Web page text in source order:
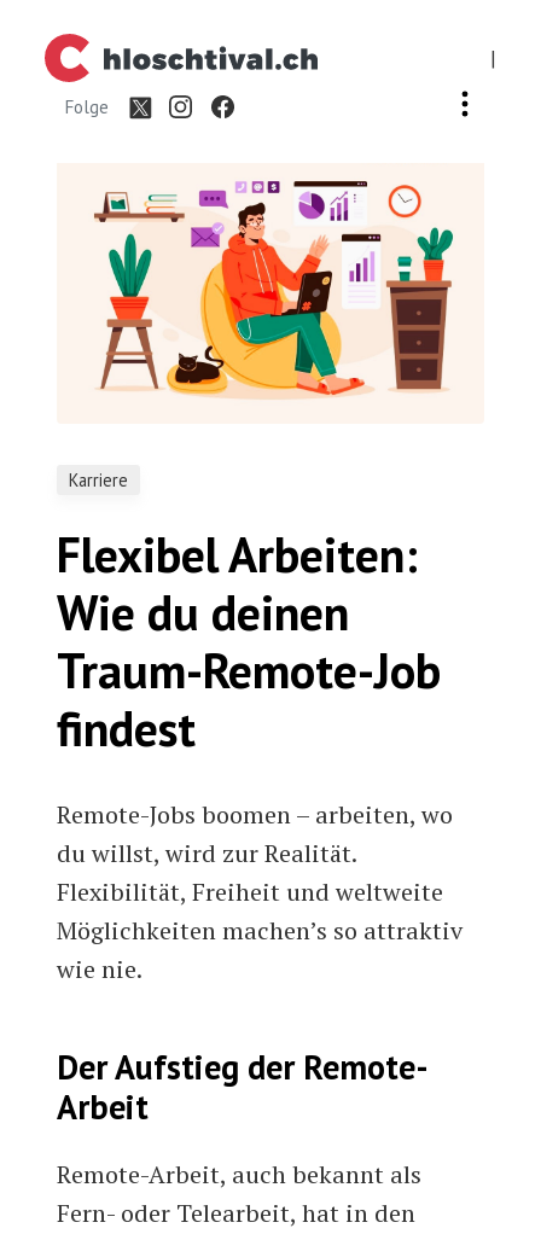
|
Folge
Karriere
Flexibel Arbeiten:
Wie du deinen
Traum-Remote-Job
findest
Remote-Jobs boomen – arbeiten, wo
du willst, wird zur Realität.
Flexibilität, Freiheit und weltweite
Möglichkeiten machen’s so attraktiv
wie nie.
Der Aufstieg der Remote-
Arbeit
Remote-Arbeit, auch bekannt als
Fern- oder Telearbeit, hat in den